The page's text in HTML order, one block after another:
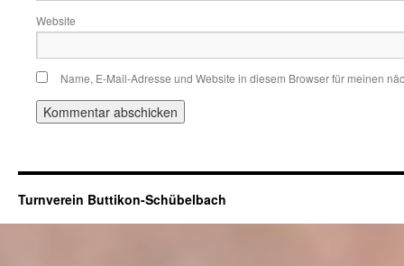
Website
Name, E-Mail-Adresse und Website in diesem Browser für meinen
Turnverein Buttikon-Schübelbach